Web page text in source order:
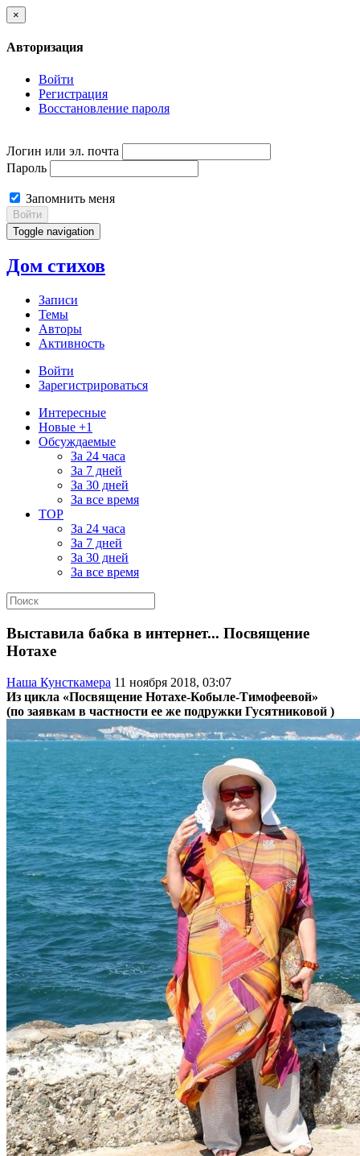
×
Авторизация
Войти
Регистрация
Восстановление пароля
Логин или эл. почта
Пароль
Запомнить меня
Войти
Toggle navigation
Дом стихов
Записи
Темы
Авторы
Активность
Войти
Зарегистрироваться
Интересные
Новые +1
Обсуждаемые
За 24 часа
За 7 дней
За 30 дней
За все время
TOP
За 24 часа
За 7 дней
За 30 дней
За все время
Выставила бабка в интернет... Посвящение
Нотахе
Наша Кунсткамера 11 ноября 2018, 03:07
Из цикла «Посвящение Нотахе-Кобыле-Тимофеевой»
(по заявкам в частности ее же подружки Гусятниковой )